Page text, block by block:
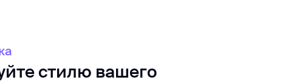
стилю вашего